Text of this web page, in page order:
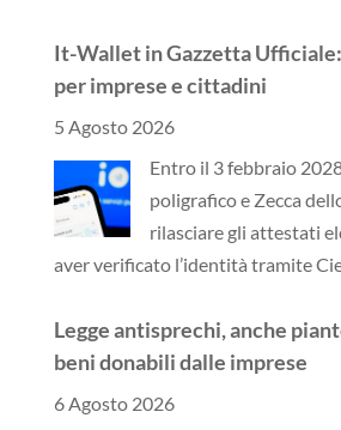
It-Wallet in Gazzetta
per imprese e cittadini
5 Agosto 2026
Entro il 3 febbraio
poligrafico e Zecca
rilasciare gli attestati
aver verificato l’identità tramite
Legge antisprechi, anche
beni donabili dalle imprese
6 Agosto 2026